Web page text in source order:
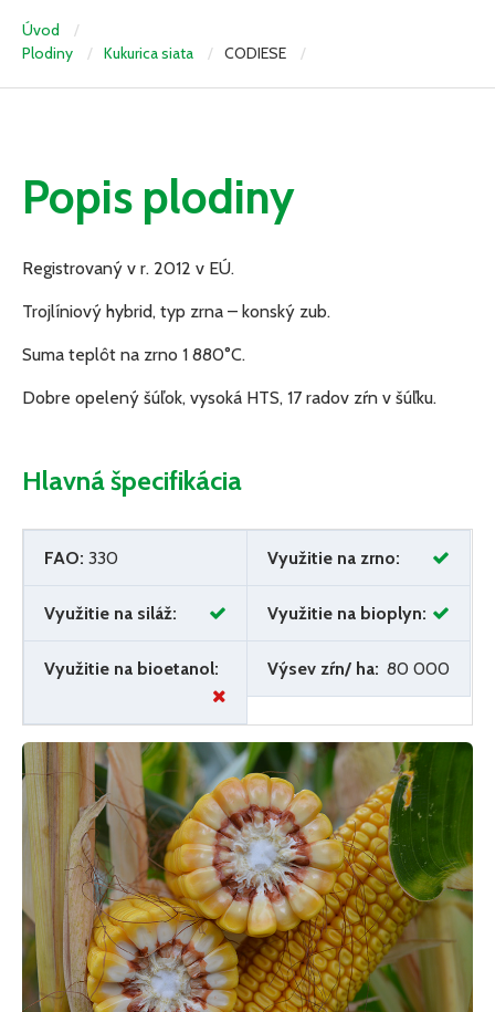
Úvod
Plodiny
Kukurica siata CODIESE
Popis plodiny
Registrovaný v r. 2012 v EÚ.
Trojlíniový hybrid, typ zrna – konský zub.
Suma teplôt na zrno 1 880°C.
Dobre opelený šúľok, vysoká HTS, 17 radov zŕn v šúľku.
Hlavná špecifikácia
FAO: 330 Využitie na zrno:
Využitie na siláž: Využitie na bioplyn:
Využitie na bioetanol: Výsev zŕn/ ha: 80 000